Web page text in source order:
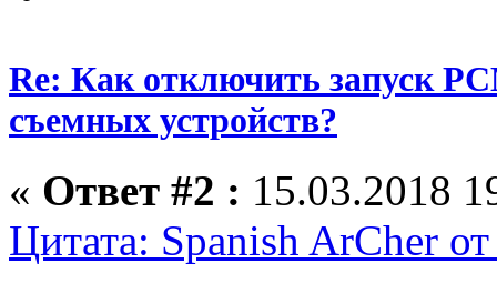
Re: Как отключить запуск
съемных устройств?
« Ответ #2 : 15.03.2018
Цитата: Spanish ArCher